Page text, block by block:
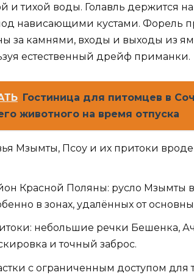
и тихой воды. Голавль держится
нависающими кустами. Форель
за камнями, входы и выходы из
естественный дрейф приманки.
Гостиница для питомцев в
животного на время отпуска
Мзымты, Псоу и их притоки
Красной Поляны: русло Мзымты
в зонах, удалённых от
небольшие речки Бешенка,
и точный заброс.
с ограниченным доступом для